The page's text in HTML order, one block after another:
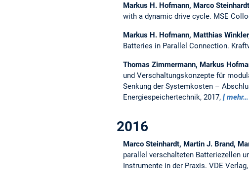
Markus H. Hofmann, Marco
with a dynamic drive cycle. MSE
Markus H. Hofmann, Matthias
Batteries in Parallel Connection.
Thomas Zimmermann, Markus
und Verschaltungskonzepte für
Senkung der Systemkosten –
Energiespeichertechnik, 2017,
mehr…
2016
Marco Steinhardt, Martin J. Brand,
parallel verschalteten Batteriezellen
Instrumente in der Praxis. VDE